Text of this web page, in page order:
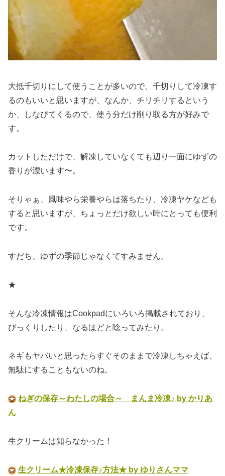
大抵千切りにして使うことが多いので、千切りして冷凍す
るのもいいと思いますが、なんか、チリチリするという
か、しなびてくるので、使う分だけ削り取る方が好みで
す。
カットしただけで、解凍していなくても辺り一面にゆずの
香りが漂います〜。
そりゃぁ、風味やら栄養やらは落ちたり、冷凍ヤケなども
すると思いますが、ちょっとだけ欲しい時にとっても便利
です。
すだち、ゆずの季節じゃなくてすみません。
★
そんな冷凍情報はCookpadにいろいろ掲載されており、
びっくりしたり、なるほどと唸ってみたり。
ネギもヤバいと思ったらすぐそのままで冷凍しちゃえば、
無駄にすることもないのね。
ねぎの保存～わたしの場合～ まんま冷凍♪ by かりあ
ん
生クリームは知らなかった！
生クリーム★冷凍保存♪方法★ by ゆりさんママ